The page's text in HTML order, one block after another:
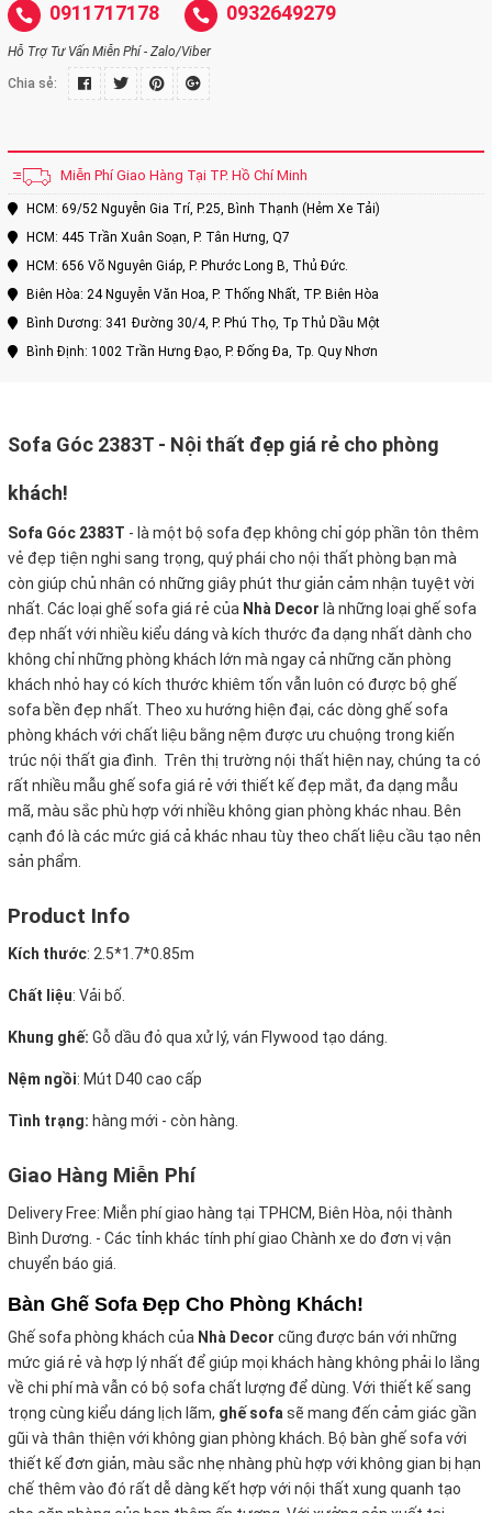
0911717178 0932649279
Hỗ Trợ Tư Vấn Miễn Phí - Zalo/Viber
Chia sẻ:
Miễn Phí Giao Hàng Tại TP. Hồ Chí Minh
HCM: 69/52 Nguyễn Gia Trí, P.25, Bình Thạnh (Hẻm Xe Tải)
HCM: 445 Trần Xuân Soạn, P. Tân Hưng, Q7
HCM: 656 Võ Nguyên Giáp, P. Phước Long B, Thủ Đức.
Biên Hòa: 24 Nguyễn Văn Hoa, P. Thống Nhất, TP. Biên Hòa
Bình Dương: 341 Đường 30/4, P. Phú Thọ, Tp Thủ Dầu Một
Bình Định: 1002 Trần Hưng Đạo, P. Đống Đa, Tp. Quy Nhơn
Sofa Góc 2383T - Nội thất đẹp giá rẻ cho phòng
khách!
Sofa Góc 2383T - là một bộ sofa đẹp không chỉ góp phần tôn thêm
vẻ đẹp tiện nghi sang trọng, quý phái cho nội thất phòng bạn mà
còn giúp chủ nhân có những giây phút thư giản cảm nhận tuyệt vời
nhất. Các loại ghế sofa giá rẻ của Nhà Decor là những loại ghế sofa
đẹp nhất với nhiều kiểu dáng và kích thước đa dạng nhất dành cho
không chỉ những phòng khách lớn mà ngay cả những căn phòng
khách nhỏ hay có kích thước khiêm tốn vẫn luôn có được bộ ghế
sofa bền đẹp nhất. Theo xu hướng hiện đại, các dòng ghế sofa
phòng khách với chất liệu bằng nệm được ưu chuộng trong kiến
trúc nội thất gia đình. Trên thị trường nội thất hiện nay, chúng ta có
rất nhiều mẫu ghế sofa giá rẻ với thiết kế đẹp mắt, đa dạng mẫu
mã, màu sắc phù hợp với nhiều không gian phòng khác nhau. Bên
cạnh đó là các mức giá cả khác nhau tùy theo chất liệu cầu tạo nên
sản phẩm.
Product Info
Kích thước: 2.5*1.7*0.85m
Chất liệu: Vải bố.
Khung ghế: Gỗ dầu đỏ qua xử lý, ván Flywood tạo dáng.
Nệm ngồi: Mút D40 cao cấp
Tình trạng: hàng mới - còn hàng.
Giao Hàng Miễn Phí
Delivery Free: Miễn phí giao hàng tại TPHCM, Biên Hòa, nội thành
Bình Dương. - Các tỉnh khác tính phí giao Chành xe do đơn vị vận
chuyển báo giá.
Bàn Ghế Sofa Đẹp Cho Phòng Khách!
Ghế sofa phòng khách của Nhà Decor cũng được bán với những
mức giá rẻ và hợp lý nhất để giúp mọi khách hàng không phải lo lắng
về chi phí mà vẫn có bộ sofa chất lượng để dùng. Với thiết kế sang
trọng cùng kiểu dáng lịch lãm, ghế sofasẽ mang đến cảm giác gần
gũi và thân thiện với không gian phòng khách. Bộ bàn ghế sofa với
thiết kế đơn giản, màu sắc nhẹ nhàng phù hợp với không gian bị hạn
chế thêm vào đó rất dễ dàng kết hợp với nội thất xung quanh tạo